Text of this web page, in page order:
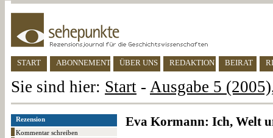
START ABONNEMENT ÜBER UNS REDAKTION BEIRAT
Sie sind hier: Start - Ausgabe 5
Rezension
Kommentar schreiben
Eva Kormann: Ich, Welt